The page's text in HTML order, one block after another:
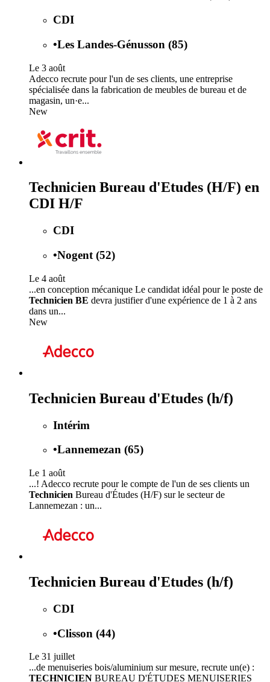
CDI
•Les Landes-Génusson (85)
Le 3 août
Adecco recrute pour l'un de ses clients, une entreprise
spécialisée dans la fabrication de meubles de bureau et de
magasin, un·e...
New
Technicien Bureau d'Etudes (H/F) en
CDI H/F
CDI
•Nogent (52)
Le 4 août
...en conception mécanique Le candidat idéal pour le poste de
Technicien BE devra justifier d'une expérience de 1 à 2 ans
dans un...
New
Technicien Bureau d'Etudes (h/f)
Intérim
•Lannemezan (65)
Le 1 août
...! Adecco recrute pour le compte de l'un de ses clients un
Technicien Bureau d'Études (H/F) sur le secteur de
Lannemezan : un...
Technicien Bureau d'Etudes (h/f)
CDI
•Clisson (44)
Le 31 juillet
...de menuiseries bois/aluminium sur mesure, recrute un(e) :
TECHNICIEN BUREAU D'ÉTUDES MENUISERIES